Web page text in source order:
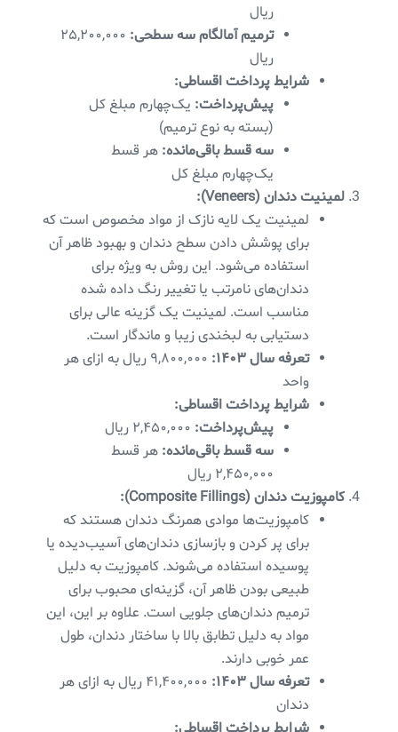
ریال
ترمیم آمالگام سه سطحی: ۲۵,۲۰۰,۰۰۰
ریال
شرایط پرداخت اقساطی:
پیش‌پرداخت: یک‌چهارم مبلغ کل
(بسته به نوع ترمیم)
سه قسط باقی‌مانده: هر قسط
یک‌چهارم مبلغ کل
لمینیت دندان (Veneers):
لمینیت یک لایه نازک از مواد مخصوص است که
برای پوشش دادن سطح دندان و بهبود ظاهر آن
استفاده می‌شود. این روش به ویژه برای
دندان‌های نامرتب یا تغییر رنگ داده شده
مناسب است. لمینیت یک گزینه عالی برای
دستیابی به لبخندی زیبا و ماندگار است.
تعرفه سال ۱۴۰۳:
۹,۸۰۰,۰۰۰ ریال به ازای هر
واحد
شرایط پرداخت اقساطی:
پیش‌پرداخت:
سه قسط باقی‌مانده: هر قسط
۲,۴۵۰,۰۰۰ ریال
کامپوزیت دندان (Composite Fillings):
کامپوزیت‌ها موادی همرنگ دندان هستند که
برای پر کردن و بازسازی دندان‌های آسیب‌دیده یا
پوسیده استفاده می‌شوند. کامپوزیت به دلیل
طبیعی بودن ظاهر آن، گزینه‌ای محبوب برای
ترمیم دندان‌های جلویی است. علاوه بر این، این
مواد به دلیل تطابق بالا با ساختار دندان، طول
عمر خوبی دارند.
تعرفه سال ۱۴۰۳:
۴۱,۴۰۰,۰۰۰ ریال به ازای هر
دندان